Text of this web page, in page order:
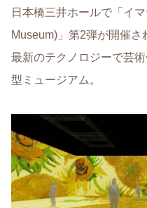
日本橋三井ホールで「イ
Museum)」第2弾が開催さ
最新のテクノロジーで芸
型ミュージアム。